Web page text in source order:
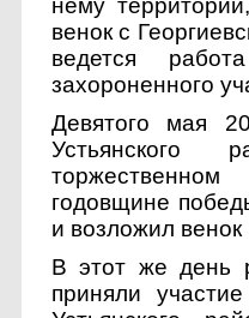
нему
венок с
ведется
захороненного
Девятого мая
годовщине
и возложил
В этот же день
приняли